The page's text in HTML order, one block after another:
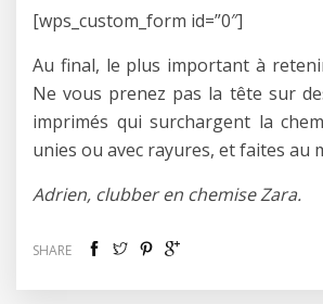
[wps_custom_form id=”0″]
Au final, le plus important à
Ne vous prenez pas la tête sur
imprimés qui surchargent la
unies ou avec rayures, et faites au
Adrien, clubber en chemise Zara.
SHARE